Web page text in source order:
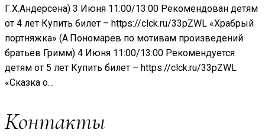
Г.Х.Андерсена) 3 Июня 11:00/13:00 Рекомендован детям
от 4 лет Купить билет – https://clck.ru/33pZWL «Храбрый
портняжка» (А.Пономарев по мотивам произведений
братьев Гримм) 4 Июня 11:00/13:00 Рекомендуется
детям от 5 лет Купить билет – https://clck.ru/33pZWL
«Сказка о…
Контакты